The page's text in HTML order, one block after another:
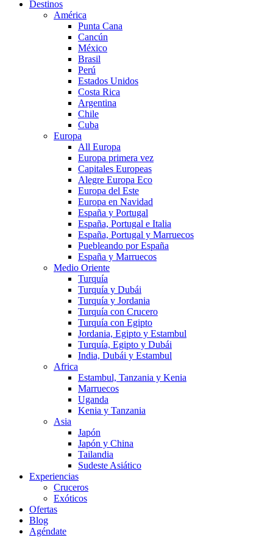
Destinos
América
Punta Cana
Cancún
México
Brasil
Perú
Estados Unidos
Costa Rica
Argentina
Chile
Cuba
Europa
All Europa
Europa primera vez
Capitales Europeas
Alegre Europa Eco
Europa del Este
Europa en Navidad
España y Portugal
España, Portugal e Italia
España, Portugal y Marruecos
Puebleando por España
España y Marruecos
Medio Oriente
Turquía
Turquía y Dubái
Turquía y Jordania
Turquía con Crucero
Turquía con Egipto
Jordania, Egipto y Estambul
Turquía, Egipto y Dubái
India, Dubái y Estambul
Africa
Estambul, Tanzania y Kenia
Marruecos
Uganda
Kenia y Tanzania
Asia
Japón
Japón y China
Tailandia
Sudeste Asiático
Experiencias
Cruceros
Exóticos
Ofertas
Blog
Agéndate